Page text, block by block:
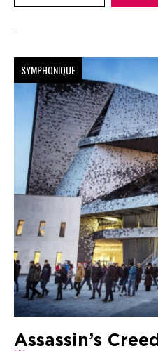
SYMPHONIQUE
Assassin’s Creed